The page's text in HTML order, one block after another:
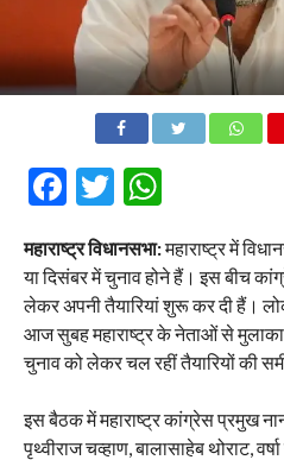
Facebook
Twitter
महाराष्ट्र विधानसभा:महाराष्ट्र में
या दिसंबर में चुनाव होने हैं। इस बीच
लेकर अपनी तैयारियां शुरू कर दी हैं।
आज सुबह महाराष्ट्र के नेताओं से
चुनाव को लेकर चल रहीं तैयारियों की
इस बैठक में महाराष्ट्र कांग्रेस प्रमुख
पृथ्वीराज चव्हाण, बालासाहेब थोराट,